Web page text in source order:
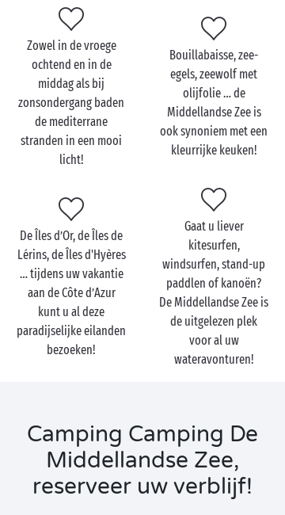
maar op een verblijf op een van onze 4- of
5-sterrencampings
met directe toegang tot de
Middellandse Zeestranden. De kleine kampeerders
kunnen er zich met hun zwemband uitleven op de
golven, jacht maken op de mooiste schelpen, of een
wedstrijdje zandkastelen bouwen houden. Hun
vakantie op een Sandaya-camping wordt er in elk
geval een om nooit meer te vergeten.
Middellandse Zee het unieke decor voor al uw
uitstappen. Weg van de badplaatsen laat de
mediterrane kust zich van zijn wilde en ongerepte
kant zien. Van deCosta Brava
tot in het zuiden van
Sardinië wacht u een stukje paradijs op een
boogscheut van uw Sandaya-camping.
Zowel in de vroege
ochtend en in de
middag als bij
zonsondergang baden
de mediterrane
stranden in een mooi
licht!
Bouillabaisse, zee-
egels, zeewolf met
olijfolie … de
Middellandse Zee is
ook synoniem met een
kleurrijke keuken!
De Îles d’Or, de Îles de
Lérins, de Îles d'Hyères
… tijdens uw vakantie
aan de Côte d’Azur
kunt u al deze
paradijselijke eilanden
bezoeken!
Gaat u liever
kitesurfen,
windsurfen, stand-up
paddlen of kanoën?
De Middellandse Zee is
de uitgelezen plek
voor al uw
wateravonturen!
Camping Camping De
Middellandse Zee,
reserveer uw verblijf!